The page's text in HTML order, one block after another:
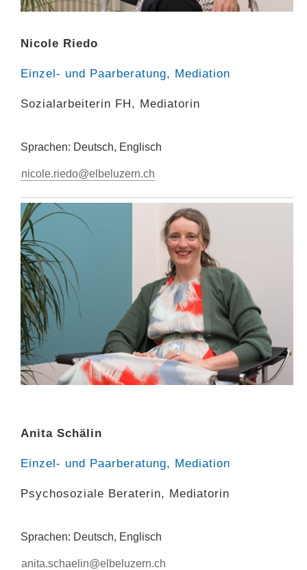
Nicole Riedo
Einzel- und Paarberatung, Mediation
Sozialarbeiterin FH, Mediatorin
Sprachen: Deutsch, Englisch
nicole.riedo@elbeluzern.ch
Anita Schälin
Einzel- und Paarberatung, Mediation
Psychosoziale Beraterin, Mediatorin
Sprachen: Deutsch, Englisch
anita.schaelin@elbeluzern.ch